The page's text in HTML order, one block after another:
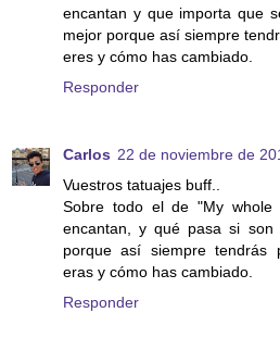
encantan y que importa que
mejor porque así siempre
eres y cómo has cambiado.
Responder
Carlos 22 de noviembre de
Vuestros tatuajes buff..
Sobre todo el de "My
encantan, y qué pasa si son
porque así siempre tendrás
eras y cómo has cambiado.
Responder